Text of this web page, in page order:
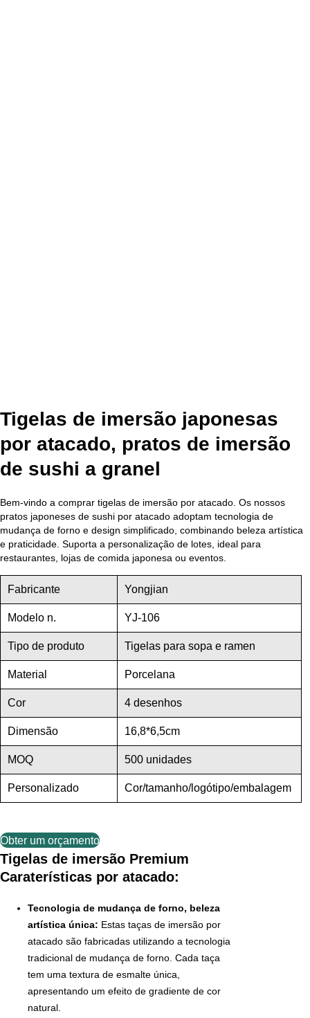
Tigelas de imersão japonesas
por atacado, pratos de imersão
de sushi a granel
Bem-vindo a comprar tigelas de imersão por atacado. Os nossos
pratos japoneses de sushi por atacado adoptam tecnologia de
mudança de forno e design simplificado, combinando beleza artística
e praticidade. Suporta a personalização de lotes, ideal para
restaurantes, lojas de comida japonesa ou eventos.
Fabricante Yongjian
Modelo n. YJ-106
Tipo de produto Tigelas para sopa e ramen
Material Porcelana
Cor 4 desenhos
Dimensão 16,8*6,5cm
MOQ 500 unidades
Personalizado Cor/tamanho/logótipo/embalagem
Obter um orçamento
Tigelas de imersão Premium
Caraterísticas por atacado:
Tecnologia de mudança de forno, beleza
artística única: Estas taças de imersão por
atacado são fabricadas utilizando a tecnologia
tradicional de mudança de forno. Cada taça
tem uma textura de esmalte única,
apresentando um efeito de gradiente de cor
natural.